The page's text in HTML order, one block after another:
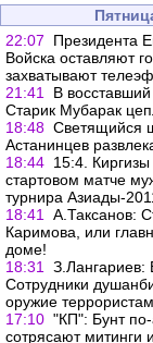
22:07
Президента
Войска оставляют
захватывают
21:41
В
Старик Мубарак
18:48 Светящийся
Астанинцев
18:44 15:4.
стартовом матче
турнира Азиады-
18:41
А.Таксанов:
Каримова, или
доме!
18:31
З.Лангариев:
Сотрудники
оружие террористам
17:10 "КП": Бунт
сотрясают